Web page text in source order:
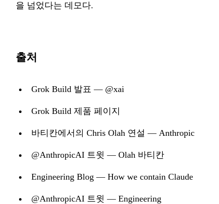
을 넘었다는 데모다.
출처
Grok Build 발표 — @xai
Grok Build 제품 페이지
바티칸에서의 Chris Olah 연설 — Anthropic
@AnthropicAI 트윗 — Olah 바티칸
Engineering Blog — How we contain Claude
@AnthropicAI 트윗 — Engineering